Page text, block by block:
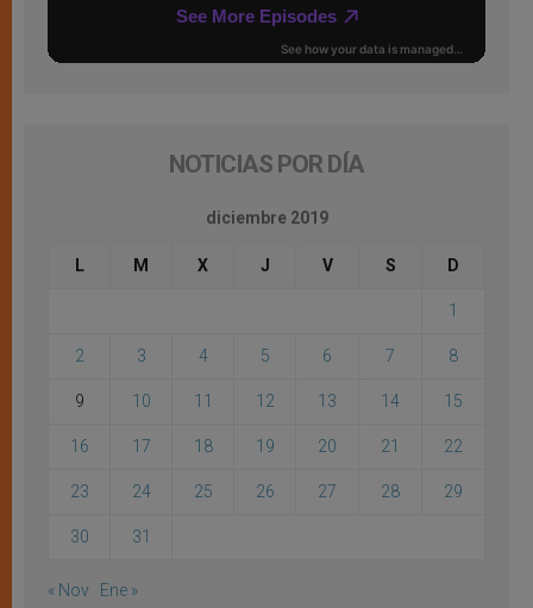
NOTICIAS POR DÍA
diciembre 2019
L M X J V S D
1
2 3 4 5 6 7 8
9 10 11 12 13 14 15
16 17 18 19 20 21 22
23 24 25 26 27 28 29
30 31
« Nov Ene »